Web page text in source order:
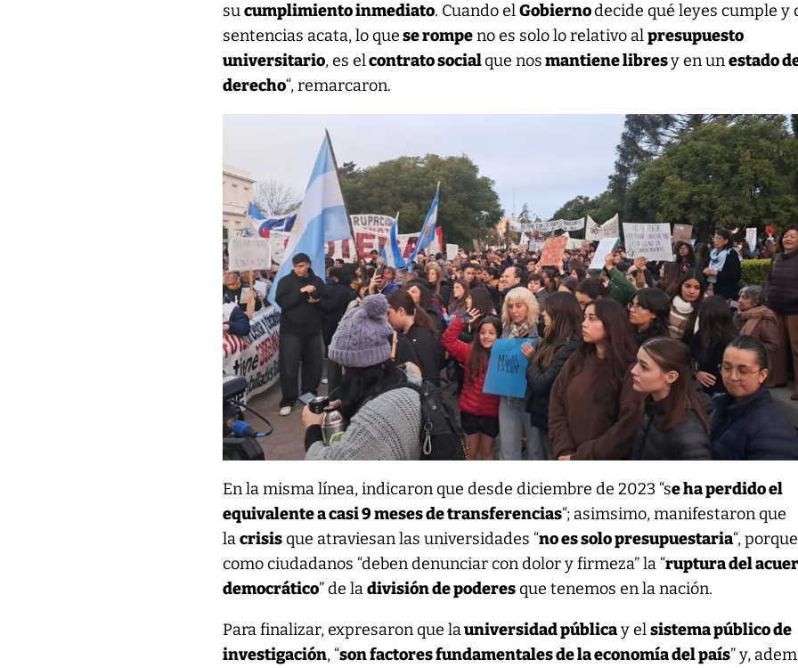
sucumplimiento inmediato. Cuando elGobiernodecide qué leyes cumple y
sentencias acata, lo quese rompeno es solo lo relativo alpresupuesto
universitario, es elcontrato socialque nosmantiene libresy en unestado
derecho“, remarcaron.
En la misma línea, indicaron que desde diciembre de 2023 “se ha perdido el
equivalente a casi 9 meses de transferencias“; asimsimo, manifestaron que
lacrisisque atraviesan las universidades “no es solo presupuestaria“, porque
como ciudadanos “deben denunciar con dolor y firmeza” la “ruptura del
democrático” de ladivisión de poderesque tenemos en la nación.
Para finalizar, expresaron que launiversidad públicay elsistema público de
investigación, “son factores fundamentales de la economía del país” y,